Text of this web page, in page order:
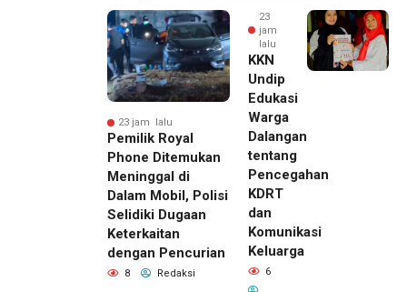
23 jam lalu
Pemilik Royal
Phone Ditemukan
Meninggal di
Dalam Mobil, Polisi
Selidiki Dugaan
Keterkaitan
dengan Pencurian
8 Redaksi
23
jam
lalu
KKN
Undip
Edukasi
Warga
Dalangan
tentang
Pencegahan
KDRT
dan
Komunikasi
Keluarga
6